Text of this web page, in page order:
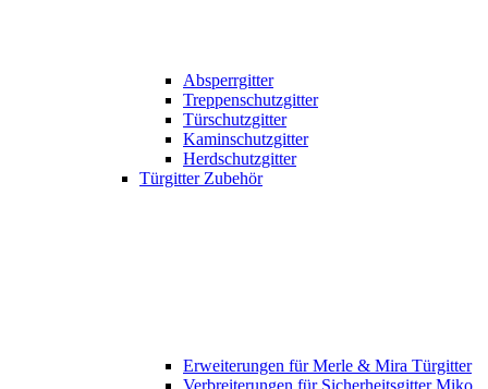
Absperrgitter
Treppenschutzgitter
Türschutzgitter
Kaminschutzgitter
Herdschutzgitter
Türgitter Zubehör
Erweiterungen für Merle & Mira Türgitter
Verbreiterungen für Sicherheitsgitter Miko